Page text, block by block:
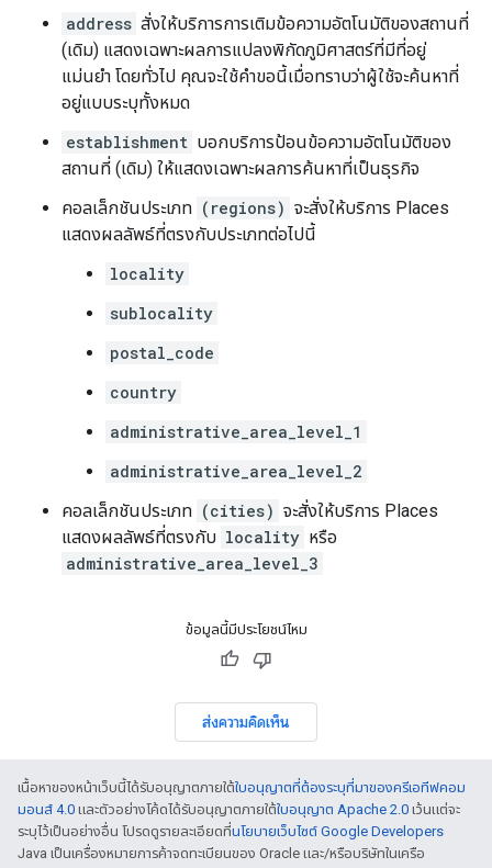
address สั่งให้บริการการเติมข้อความอัตโนมัติของสถานที่
(เดิม) แสดงเฉพาะผลการแปลงพิกัดภูมิศาสตร์ที่มีที่อยู่
แม่นยำ โดยทั่วไป คุณจะใช้คำขอนี้เมื่อทราบว่าผู้ใช้จะค้นหาที่
อยู่แบบระบุทั้งหมด
establishment บอกบริการป้อนข้อความอัตโนมัติของ
สถานที่ (เดิม) ให้แสดงเฉพาะผลการค้นหาที่เป็นธุรกิจ
คอลเล็กชันประเภท (regions) จะสั่งให้บริการ Places
แสดงผลลัพธ์ที่ตรงกับประเภทต่อไปนี้
locality
sublocality
postal_code
country
administrative_area_level_1
administrative_area_level_2
คอลเล็กชันประเภท (cities) จะสั่งให้บริการ Places
แสดงผลลัพธ์ที่ตรงกับ locality หรือ
administrative_area_level_3
ข้อมูลนี้มีประโยชน์ไหม
ส่งความคิดเห็น
เนื้อหาของหน้าเว็บนี้ได้รับอนุญาตภายใต้ใบอนุญาตที่ต้องระบุที่มาของครีเอทีฟคอม
มอนส์ 4.0 และตัวอย่างโค้ดได้รับอนุญาตภายใต้ใบอนุญาต Apache 2.0 เว้นแต่จะ
ระบุไว้เป็นอย่างอื่น โปรดดูรายละเอียดที่นโยบายเว็บไซต์ Google Developers
Java เป็นเครื่องหมายการค้าจดทะเบียนของ Oracle และ/หรือบริษัทในเครือ